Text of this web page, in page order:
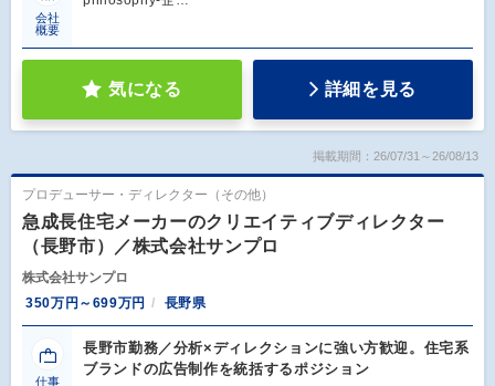
会社
概要
気になる 詳細を見る
掲載期間：26/07/31～26/08/13
プロデューサー・ディレクター（その他）
急成長住宅メーカーのクリエイティブディレクター
（長野市）／株式会社サンプロ
株式会社サンプロ
350万円～699万円
長野県
仕事
長野市勤務／分析×ディレクションに強い方歓迎。住宅系
ブランドの広告制作を統括するポジション